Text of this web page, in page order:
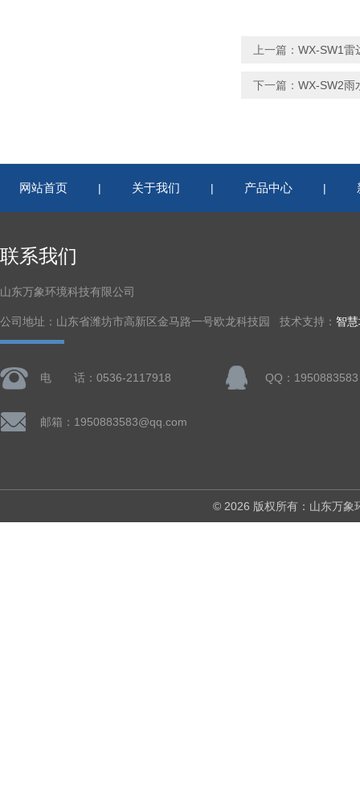
上一篇： WX-SW1雷
下一篇： WX-SW2雨
网站首页 | 关于我们 | 产品中心 |
联系我们
山东万象环境科技有限公司
公司地址：山东省潍坊市高新区金马路一号欧龙科技园 技术支持： 智
电 话：0536-2117918 QQ：1950883583
邮箱：1950883583@qq.com
© 2026 版权所有：山东万